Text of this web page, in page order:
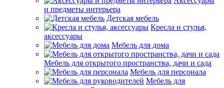
и предметы интерьера
Детская мебель
Кресла и стулья,
аксессуары
Мебель для дома
Мебель для открытого пространства, дачи и сада
Мебель для персонала
Мебель для